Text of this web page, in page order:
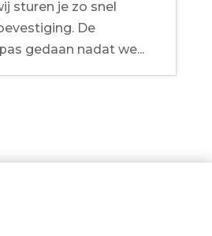
sturen je zo snel
De
gedaan nadat we...